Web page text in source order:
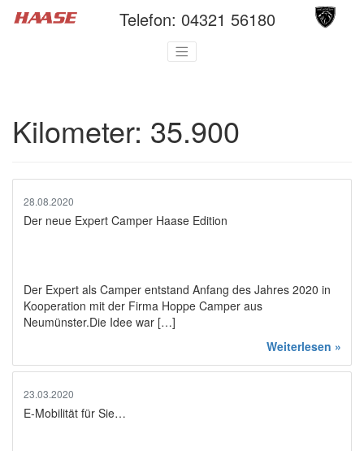
Telefon: 04321 56180
Kilometer: 35.900
28.08.2020
Der neue Expert Camper Haase Edition
Der Expert als Camper entstand Anfang des Jahres 2020 in
Kooperation mit der Firma Hoppe Camper aus
Neumünster.Die Idee war […]
Weiterlesen »
23.03.2020
E-Mobilität für Sie…